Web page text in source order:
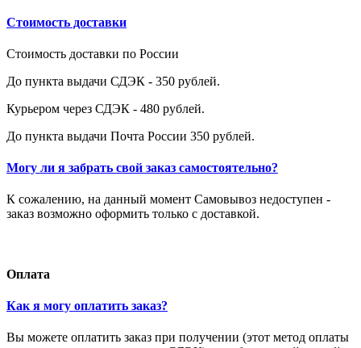
Стоимость доставки
Стоимость доставки по России
До пункта выдачи СДЭК - 350 рублей.
Курьером через СДЭК - 480 рублей.
До пункта выдачи Почта России 350 рублей.
Могу ли я забрать свой заказ самостоятельно?
К сожалению, на данный момент Самовывоз недоступен -
заказ возможно оформить только с доставкой.
Оплата
Как я могу оплатить заказ?
Вы можете оплатить заказ при получении (этот метод оплаты